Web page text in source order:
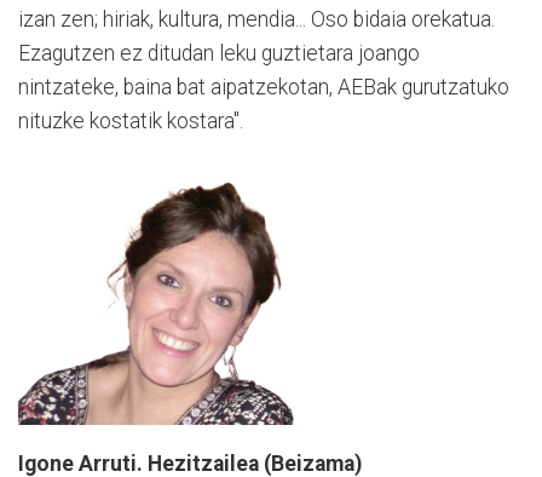
izan zen; hiriak, kultura, mendia... Oso bidaia orekatua.
Ezagutzen ez ditudan leku guztietara joango
nintzateke, baina bat aipatzekotan, AEBak gurutzatuko
nituzke kostatik kostara".
Igone Arruti. Hezitzailea (Beizama)